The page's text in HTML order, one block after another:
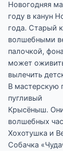
Новогодняя
году в канун
года. Старый
волшебными
палочкой,
может
вылечить
В мастерскую
пугливый
Крысёныш. Они
волшебных
Хохотушка и
Собачка